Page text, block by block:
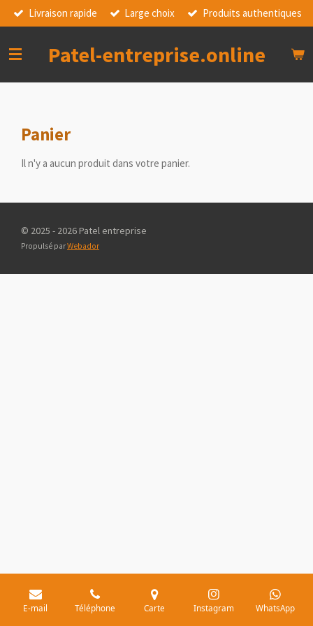
Passer
au
principal
Livraison rapide Large choix Produits authentiques
Patel-entreprise.online
Panier
Il n'y a aucun produit dans votre panier.
© 2025 - 2026 Patel entreprise
Propulsé parWebador
E-mail Téléphone Carte Instagram WhatsApp